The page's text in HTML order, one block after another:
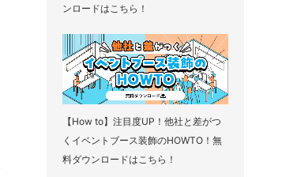
ンロードはこちら！
【How to】注目度UP！他社と差がつ
くイベントブース装飾のHOWTO！無
料ダウンロードはこちら！